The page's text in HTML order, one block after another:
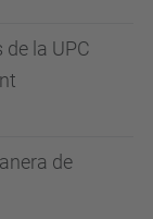
la UPC
de